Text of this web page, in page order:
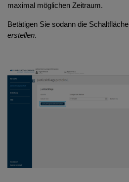
maximal möglichen Zeitraum.
Betätigen Sie sodann die Schaltfläche
erstellen.